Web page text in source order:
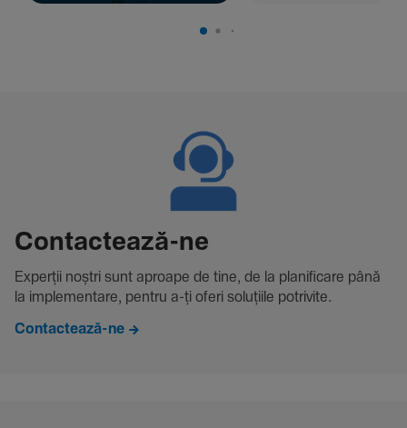
Contac­tează-ne
Experții noștri sunt aproape de tine, de la plani­fi­care până
la imple­men­tare, pentru a-ți oferi solu­țiile potri­vite.
Contactează-ne